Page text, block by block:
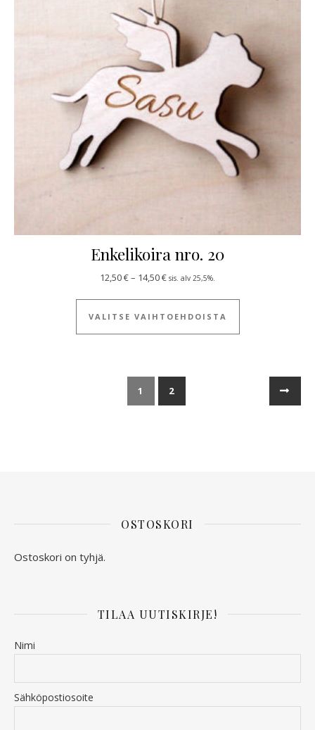
Enkelikoira nro. 20
12,50€– 14,50€Hintaluokka: 12,50 € - 14,50 €
sis. alv 25,5%.
VALITSE VAIHTOEHDOISTA
Tällä tuotteella
1 2
OSTOSKORI
Ostoskori on tyhjä.
TILAA UUTISKIRJE!
Nimi
Sähköpostiosoite